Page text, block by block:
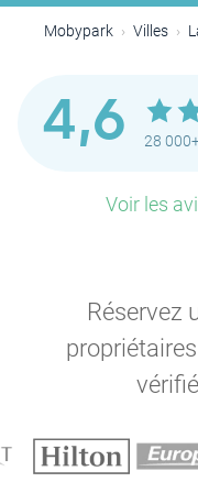
Mobypark Villes
4,6 28
Voir les
Réservez
P
P
P